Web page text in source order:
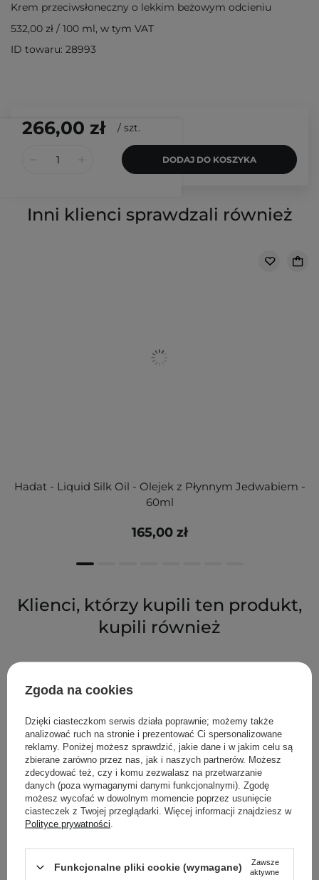
266,00 zł / szt.
DODAJ DO KOSZYKA
Krem przeciwsłoneczny o lekkim beżowym odcieniu
532,00 zł / 100 ml, w tym VAT
ID towaru: 28993
Inni klienci sprawdzali również
Hadat - Liquid Silk Oil - Olejek z Płynnym Jedwabiem -
60ml
165,00 zł
Klienci, którzy kupili ten produkt,
kupili również
Zgoda na cookies
Dzięki ciasteczkom serwis działa poprawnie; możemy także
analizować ruch na stronie i prezentować Ci spersonalizowane
reklamy. Poniżej możesz sprawdzić, jakie dane i w jakim celu są
zbierane zarówno przez nas, jak i naszych partnerów. Możesz
zdecydować też, czy i komu zezwalasz na przetwarzanie
danych (poza wymaganymi danymi funkcjonalnymi). Zgodę
możesz wycofać w dowolnym momencie poprzez usunięcie
ciasteczek z Twojej przeglądarki. Więcej informacji znajdziesz w
Polityce prywatności
Funkcjonalne pliki cookie (wymagane)
Zawsze
aktywne